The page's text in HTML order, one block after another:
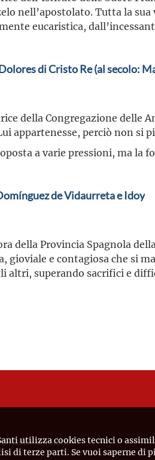
nell’apostolato. Tutta la
eucaristica,
di Cristo Re (al secolo:
della Congregazione delle
appartenesse, perciò non si
a varie pressioni, ma la
de Vidaurreta e Idoy
della Provincia Spagnola
gioviale e contagiosa che si
altri, superando sacrifici e
Cause dei Santi
utilizza cookies tecnici o
di terze parti. Se vuoi saperne di